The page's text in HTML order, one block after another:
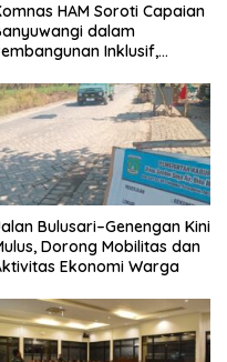
HAM Soroti Capaian
dalam
Inklusif,
Bulusari–Genengan Kini
Dorong Mobilitas dan
Ekonomi Warga